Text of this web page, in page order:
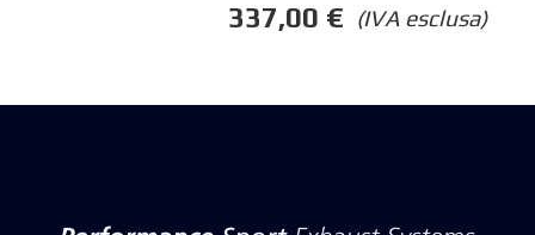
(IVA esclusa)
337,00 €